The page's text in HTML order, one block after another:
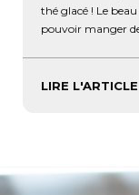
thé glacé ! Le
pouvoir manger
LIRE L'ARTICLE